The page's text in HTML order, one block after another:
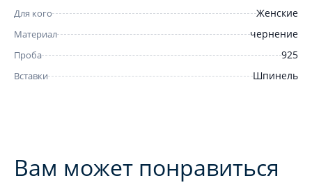
Для кого Женские
Материал чернение
Проба 925
Вставки Шпинель
Вам может понравиться